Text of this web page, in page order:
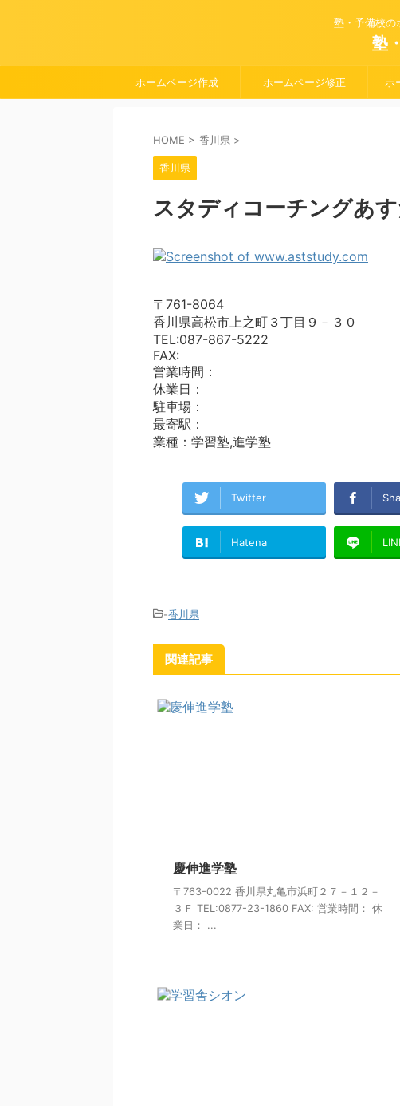
塾・予備校の
塾
ホームページ作成 ホームページ修正 ホ
HOME > 香川県 >
香川県
スタディコーチングあ
〒761-8064
香川県高松市上之町３丁目９－３０
TEL:087-867-5222
FAX:
営業時間：
休業日：
駐車場：
最寄駅：
業種：学習塾,進学塾
Twitter
Hatena
-香川県
関連記事
慶伸進学塾
〒763-0022 香川県丸亀市浜町２７－１２－
３Ｆ TEL:0877-23-1860 FAX: 営業時間： 休
業日： ...